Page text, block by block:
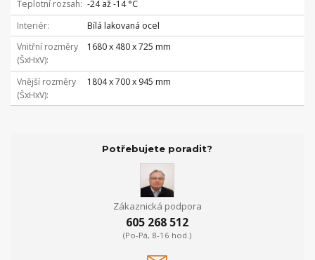
Teplotní rozsah
-24 až -14 °C
Interiér
Bílá lakovaná ocel
Vnitřní rozměry
(ŠxHxV)
1680 x 480 x 725 mm
Vnější rozměry
(ŠxHxV)
1804 x 700 x 945 mm
Potřebujete poradit?
Zákaznická podpora
605 268 512
(Po-Pá, 8-16 hod.)